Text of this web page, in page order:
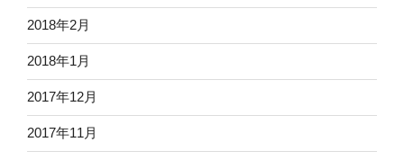
2018年2月
2018年1月
2017年12月
2017年11月